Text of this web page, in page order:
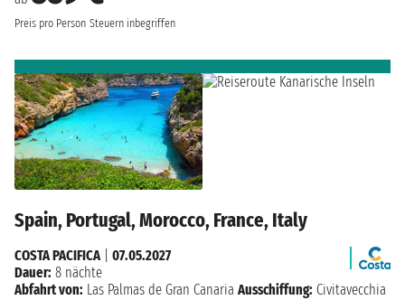
Preis pro Person Steuern inbegriffen
Spain, Portugal, Morocco, France, Italy
COSTA PACIFICA| 07.05.2027
Dauer: 8 nächte
Abfahrt von: Las Palmas de Gran Canaria Ausschiffung: Civitavecchia